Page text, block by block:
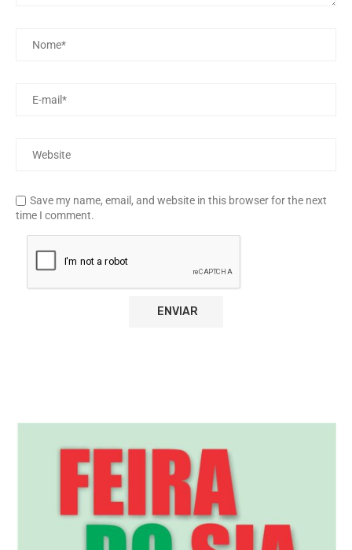
Save my name, email, and website in this browser for the next
time I comment.